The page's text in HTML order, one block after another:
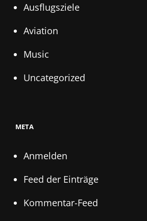
Ausflugsziele
Aviation
Music
Uncategorized
META
Anmelden
Feed der Einträge
Kommentar-Feed